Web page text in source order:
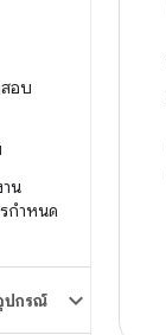
อบ
น
กำหนด
ปกรณ์